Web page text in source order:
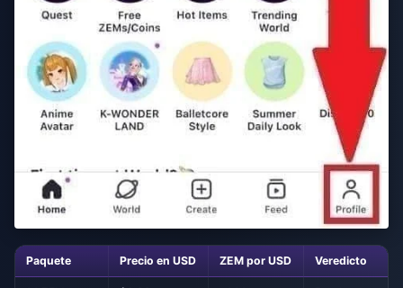
Paquete Precio en USD ZEM por USD Veredicto